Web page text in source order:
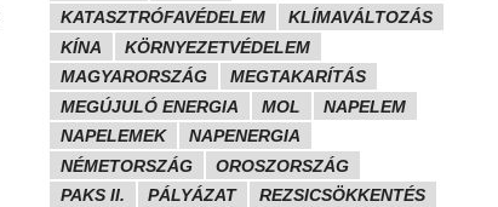
KATASZTRÓFAVÉDELEM
KLÍMAVÁLTOZÁS
KÍNA
KÖRNYEZETVÉDELEM
MAGYARORSZÁG
MEGTAKARÍTÁS
MEGÚJULÓ ENERGIA
MOL
NAPELEM
NAPELEMEK
NAPENERGIA
NÉMETORSZÁG
OROSZORSZÁG
PAKS II.
PÁLYÁZAT
REZSICSÖKKENTÉS